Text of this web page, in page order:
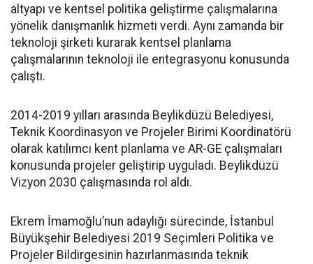
altyapı ve kentsel politika geliştirme çalışmalarına
yönelik danışmanlık hizmeti verdi. Aynı zamanda bir
teknoloji şirketi kurarak kentsel planlama
çalışmalarının teknoloji ile entegrasyonu konusunda
çalıştı.
2014-2019 yılları arasında Beylikdüzü Belediyesi,
Teknik Koordinasyon ve Projeler Birimi Koordinatörü
olarak katılımcı kent planlama ve AR-GE çalışmaları
konusunda projeler geliştirip uyguladı. Beylikdüzü
Vizyon 2030 çalışmasında rol aldı.
Ekrem İmamoğlu’nun adaylığı sürecinde, İstanbul
Büyükşehir Belediyesi 2019 Seçimleri Politika ve
Projeler Bildirgesinin hazırlanmasında teknik